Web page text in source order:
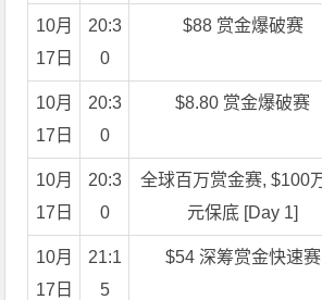
10月
17日
20:3
0
$88 赏金爆破赛
10月
17日
20:3
0
$8.80 赏金爆破赛
10月
17日
20:3
0
全球百万赏金赛, $100
元保底 [Day 1]
10月
17日
21:1
5
$54 深筹赏金快速赛